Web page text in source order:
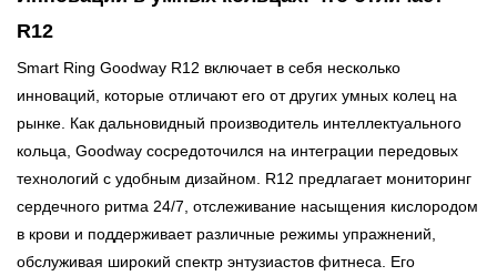
R12
Smart Ring Goodway R12 включает в себя несколько
инноваций, которые отличают его от других умных колец на
рынке. Как дальновидный производитель интеллектуального
кольца, Goodway сосредоточился на интеграции передовых
технологий с удобным дизайном. R12 предлагает мониторинг
сердечного ритма 24/7, отслеживание насыщения кислородом
в крови и поддерживает различные режимы упражнений,
обслуживая широкий спектр энтузиастов фитнеса. Его